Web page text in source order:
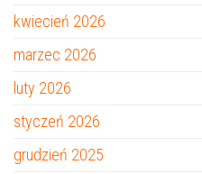
kwiecień 2026
marzec 2026
luty 2026
styczeń 2026
grudzień 2025